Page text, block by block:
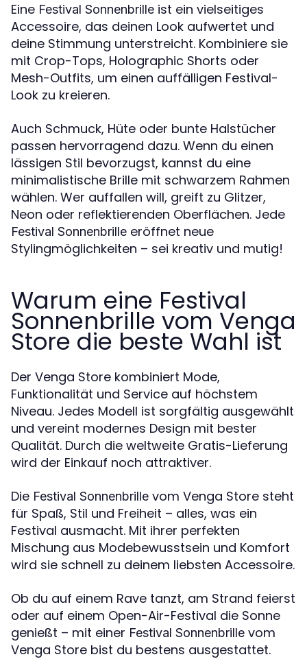
Eine Festival Sonnenbrille ist ein vielseitiges
Accessoire, das deinen Look aufwertet und
deine Stimmung unterstreicht. Kombiniere sie
mit Crop-Tops, Holographic Shorts oder
Mesh-Outfits, um einen auffälligen Festival-
Look zu kreieren.
Auch Schmuck, Hüte oder bunte Halstücher
passen hervorragend dazu. Wenn du einen
lässigen Stil bevorzugst, kannst du eine
minimalistische Brille mit schwarzem Rahmen
wählen. Wer auffallen will, greift zu Glitzer,
Neon oder reflektierenden Oberflächen. Jede
Festival Sonnenbrille eröffnet neue
Stylingmöglichkeiten – sei kreativ und mutig!
Warum eine Festival
Sonnenbrille vom Venga
Store die beste Wahl ist
Der Venga Store kombiniert Mode,
Funktionalität und Service auf höchstem
Niveau. Jedes Modell ist sorgfältig ausgewählt
und vereint modernes Design mit bester
Qualität. Durch die weltweite Gratis-Lieferung
wird der Einkauf noch attraktiver.
Die Festival Sonnenbrille vom Venga Store steht
für Spaß, Stil und Freiheit – alles, was ein
Festival ausmacht. Mit ihrer perfekten
Mischung aus Modebewusstsein und Komfort
wird sie schnell zu deinem liebsten Accessoire.
Ob du auf einem Rave tanzt, am Strand feierst
oder auf einem Open-Air-Festival die Sonne
genießt – mit einer Festival Sonnenbrille vom
Venga Store bist du bestens ausgestattet.